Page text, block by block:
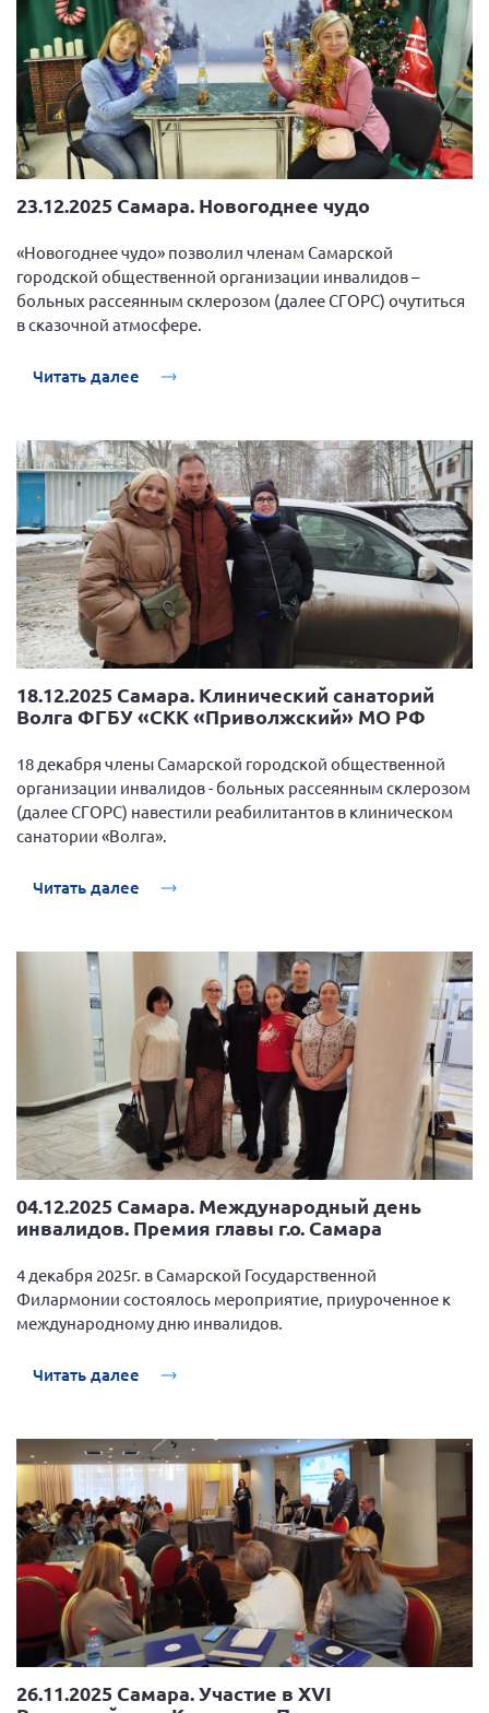
23.12.2025 Самара. Новогоднее чудо
«Новогоднее чудо» позволил членам Самарской
городской общественной организации инвалидов –
больных рассеянным склерозом (далее СГОРС) очутиться
в сказочной атмосфере.
Читать далее
18.12.2025 Самара. Клинический санаторий
Волга ФГБУ «СКК «Приволжский» МО РФ
18 декабря члены Самарской городской общественной
организации инвалидов - больных рассеянным склерозом
(далее СГОРС) навестили реабилитантов в клиническом
санатории «Волга».
Читать далее
04.12.2025 Самара. Международный день
инвалидов. Премия главы г.о. Самара
4 декабря 2025г. в Самарской Государственной
Филармонии состоялось мероприятие, приуроченное к
международному дню инвалидов.
Читать далее
26.11.2025 Самара. Участие в ХVI